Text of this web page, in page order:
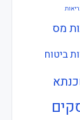
מס
ביטוח